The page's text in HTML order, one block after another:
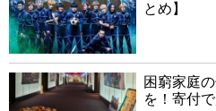
とめ】
困窮家庭
を！寄付